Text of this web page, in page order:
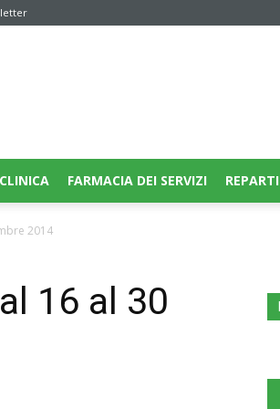
FARMACIA DEI SERVIZI REPARTI
2014
16 al 30